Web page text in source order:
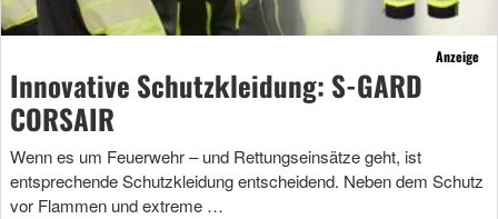
Anzeige
Innovative Schutzkleidung: S-GARD
CORSAIR
Wenn es um Feuerwehr – und Rettungseinsätze geht, ist
entsprechende Schutzkleidung entscheidend. Neben dem Schutz
vor Flammen und extreme …